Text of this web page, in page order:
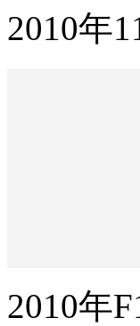
2010年
2010年